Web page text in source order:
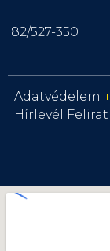
82/527-350
Adatvédelem
Hírlevél